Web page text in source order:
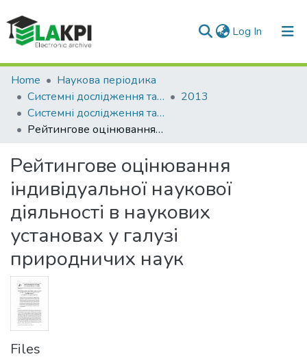
Log In (current)
Communities & Collections
All of DSpace
Statistics
Home
Наукова періодика
Системні дослідження та інформаційні технології
2013
Системні дослідження та інформаційні технології: науково-технічний журнал, № 4
Рейтингове оцінювання індивідуальної наукової діяльності в наукових установах у галузі природничих наук
Рейтингове оцінювання
індивідуальної наукової
діяльності в наукових
установах у галузі
природничих наук
Files